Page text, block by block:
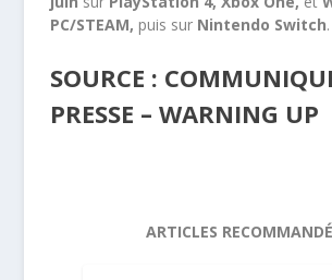
PC/STEAM, puis sur Nintendo Switch.
SOURCE :
PRESSE – WARNING UP
ARTICLES